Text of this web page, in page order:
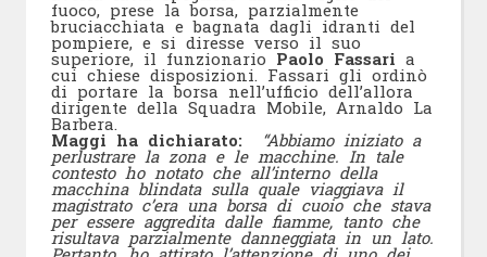
fuoco, prese la borsa, parzialmente
bruciacchiata e bagnata dagli idranti del
pompiere, e si diresse verso il suo
superiore, il funzionario Paolo Fassari a
cui chiese disposizioni. Fassari gli ordinò
di portare la borsa nell’ufficio dell’allora
dirigente della Squadra Mobile, Arnaldo La
Barbera.
Maggi ha dichiarato: “Abbiamo iniziato a
perlustrare la zona e le macchine. In tale
contesto ho notato che all’interno della
macchina blindata sulla quale viaggiava il
magistrato c’era una borsa di cuoio che stava
per essere aggredita dalle fiamme, tanto che
risultava parzialmente danneggiata in un lato.